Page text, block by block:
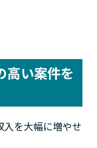
高い案件を
を大幅に増やせ